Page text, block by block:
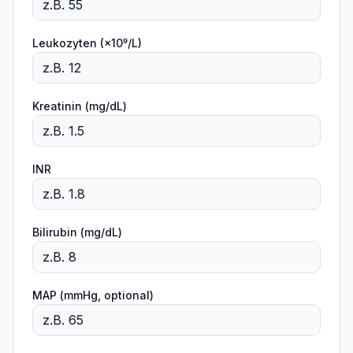
Leukozyten (×10⁹/L)
Kreatinin (mg/dL)
INR
Bilirubin (mg/dL)
MAP (mmHg, optional)